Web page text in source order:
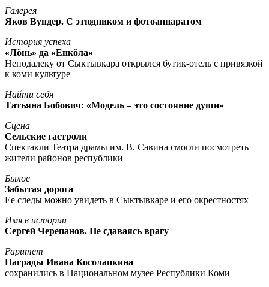
Галерея
Яков Вундер. С этюдником и фотоаппаратом
История успеха
«Лöнь» да «Енкöла»
Неподалеку от Сыктывкара открылся бутик-отель с привязкой
к коми культуре
Найти себя
Татьяна Бобович: «Модель – это состояние души»
Сцена
Сельские гастроли
Спектакли Театра драмы им. В. Савина смогли посмотреть
жители районов республики
Былое
Забытая дорога
Ее следы можно увидеть в Сыктывкаре и его окрестностях
Имя в истории
Сергей Черепанов. Не сдаваясь врагу
Раритет
Награды Ивана Косолапкина
сохранились в Национальном музее Республики Коми